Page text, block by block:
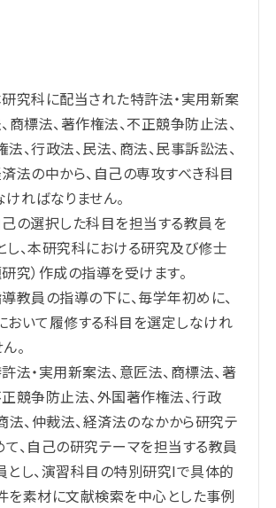
究科に配当された特許法・実用新案
商標法、著作権法、不正競争防止法、
、行政法、民法、商法、民事訴訟法、
法の中から、自己の専攻すべき科目
ればなりません。
己の選択した科目を担当する教員を
し、本研究科における研究及び修士
究）作成の指導を受けます。
教員の指導の下に、毎学年初めに、
おいて履修する科目を選定しなけれ
。
法・実用新案法、意匠法、商標法、著
競争防止法、外国著作権法、行政
法、仲裁法、経済法のなかから研究テ
、自己の研究テーマを担当する教員
とし、演習科目の特別研究Iで具体的
を素材に文献検索を中心とした事例